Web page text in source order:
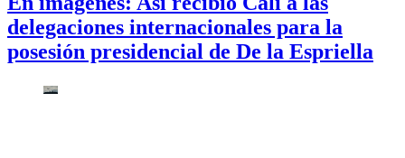
delegaciones internacionales para la
posesión presidencial de De la Espriella